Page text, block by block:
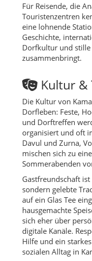
Für Reisende, die
Touristenzentren
eine lohnende
Geschichte,
Dorfkultur und stille
zusammenbringt.
Kultur &
Die Kultur von
Dorfleben: Feste,
und Dorftreffen
organisiert und oft
Davul und Zurna,
mischen sich zu
Sommerabenden
Gastfreundschaft
sondern gelebte
auf ein Glas Tee
hausgemachte
sich eher über
digitale Kanäle.
Hilfe und ein
sozialen Alltag in